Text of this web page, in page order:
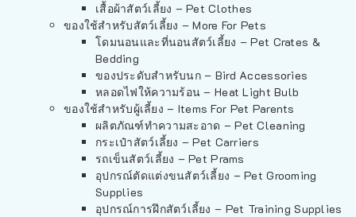
เสื้อผ้าสัตว์เลี้ยง – Pet Clothes
ของใช้สำหรับสัตว์เลี้ยง – More For Pets
โดมนอนและที่นอนสัตว์เลี้ยง – Pet Crates &
Bedding
ของประดับสำหรับนก – Bird Accessories
หลอดไฟให้ความร้อน – Heat Light Bulb
ของใช้สำหรับผู้เลี้ยง – Items For Pet Parents
ผลิตภัณฑ์ทำความสะอาด – Pet Cleaning
กระเป๋าสัตว์เลี้ยง – Pet Carriers
รถเข็นสัตว์เลี้ยง – Pet Prams
อุปกรณ์ตัดแต่งขนสัตว์เลี้ยง – Pet Grooming
Supplies
อุปกรณ์การฝึกสัตว์เลี้ยง – Pet Training Supplies